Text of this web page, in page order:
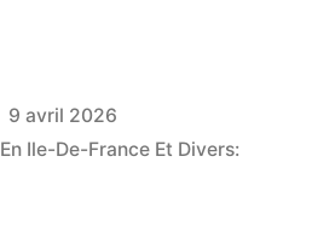
9 avril 2026
Ile-De-France Et Divers: